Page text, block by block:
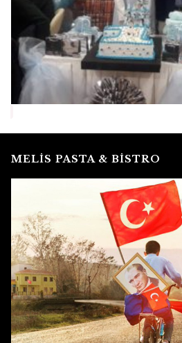
MELİS PASTA & BİSTRO